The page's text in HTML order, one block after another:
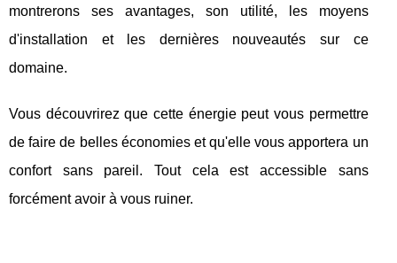
montrerons ses avantages, son utilité, les moyens
d'installation et les dernières nouveautés sur ce
domaine.
Vous découvrirez que cette énergie peut vous permettre
de faire de belles économies et qu'elle vous apportera un
confort sans pareil. Tout cela est accessible sans
forcément avoir à vous ruiner.